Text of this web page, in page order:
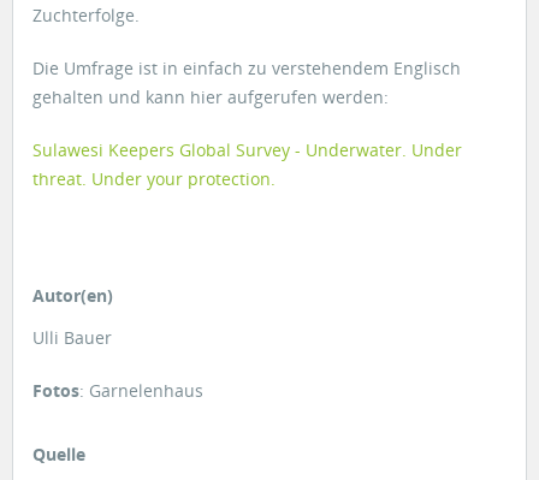
Zuchterfolge.
Die Umfrage ist in einfach zu verstehendem Englisch
gehalten und kann hier aufgerufen werden:
Sulawesi Keepers Global Survey - Underwater. Under
threat. Under your protection.
Autor(en)
Ulli Bauer
Fotos: Garnelenhaus
Quelle